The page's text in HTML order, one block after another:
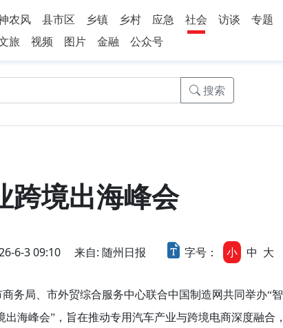
农风 县市区 乡镇 乡村 应急 社会 访谈 专题
旅 视频 图片 金融 公众号
搜索
跨境出海峰会
6-3 09:10 来自: 随州日报 字号： 小 中 大
局、市外贸综合服务中心联合中国制造网共同举办“智
海峰会”，旨在推动专用汽车产业与跨境电商深度融合，